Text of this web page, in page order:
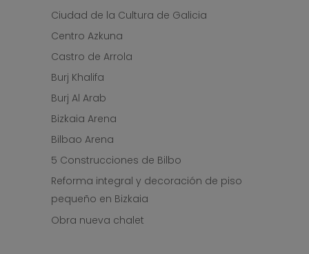
Ciudad de la Cultura de Galicia
Centro Azkuna
Castro de Arrola
Burj Khalifa
Burj Al Arab
Bizkaia Arena
Bilbao Arena
5 Construcciones de Bilbo
Reforma integral y decoración de piso
pequeño en Bizkaia
Obra nueva chalet